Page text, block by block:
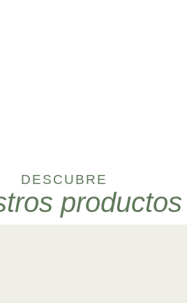
DESCUBRE
productos